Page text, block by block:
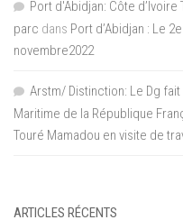
Port d'Abidjan: Côte
parc dans Port d’Abidjan : Le
novembre2022
Arstm/ Distinction: Le Dg
Maritime de la République
Touré Mamadou en visite de
ARTICLES RÉCENTS